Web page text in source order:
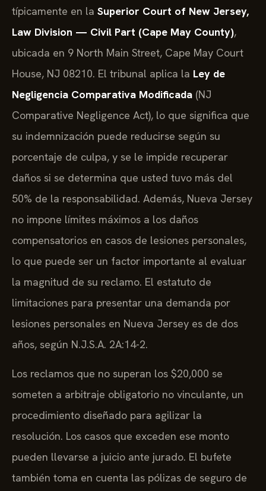
típicamente en la Superior Court of New Jersey,
Law Division — Civil Part (Cape May County),
ubicada en 9 North Main Street, Cape May Court
House, NJ 08210. El tribunal aplica la Ley de
Negligencia Comparativa Modificada (NJ
Comparative Negligence Act), lo que significa que
su indemnización puede reducirse según su
porcentaje de culpa, y se le impide recuperar
daños si se determina que usted tuvo más del
50% de la responsabilidad. Además, Nueva Jersey
no impone límites máximos a los daños
compensatorios en casos de lesiones personales,
lo que puede ser un factor importante al evaluar
la magnitud de su reclamo. El estatuto de
limitaciones para presentar una demanda por
lesiones personales en Nueva Jersey es de dos
años, según N.J.S.A. 2A:14-2.
Los reclamos que no superan los $20,000 se
someten a arbitraje obligatorio no vinculante, un
procedimiento diseñado para agilizar la
resolución. Los casos que exceden ese monto
pueden llevarse a juicio ante jurado. El bufete
también toma en cuenta las pólizas de seguro de